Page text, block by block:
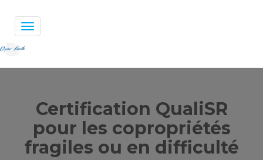
Toggle
navigation
Certification QualiSR
pour les copropriétés
fragiles ou en difficulté